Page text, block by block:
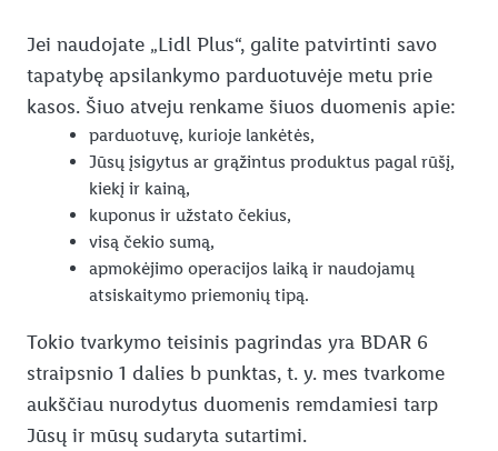
Jei naudojate „Lidl Plus“, galite patvirtinti savo
tapatybę apsilankymo parduotuvėje metu prie
kasos. Šiuo atveju renkame šiuos duomenis apie:
parduotuvę, kurioje lankėtės,
Jūsų įsigytus ar grąžintus produktus pagal rūšį,
kiekį ir kainą,
kuponus ir užstato čekius,
visą čekio sumą,
apmokėjimo operacijos laiką ir naudojamų
atsiskaitymo priemonių tipą.
Tokio tvarkymo teisinis pagrindas yra BDAR 6
straipsnio 1 dalies b punktas, t. y. mes tvarkome
aukščiau nurodytus duomenis remdamiesi tarp
Jūsų ir mūsų sudaryta sutartimi.